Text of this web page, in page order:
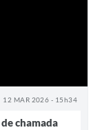
12 MAR 2026 - 15h34
chamada